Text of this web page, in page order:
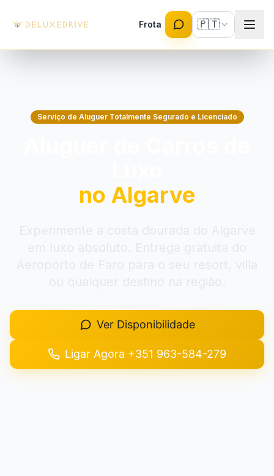
Frota 🇵🇹
Pedir Orçamento
Serviço de Aluguer Totalmente Segurado e Licenciado
no Algarve
Ver Disponibilidade
Ligar Agora +351 963-584-279